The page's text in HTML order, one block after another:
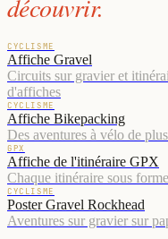
découvrir.
CYCLISME
Affiche Gravel
Circuits sur gravier et
d'affiches
CYCLISME
Affiche Bikepacking
Des aventures à vélo de
GPX
Affiche de l'itinéraire GPX
Chaque itinéraire sous
CYCLISME
Poster Gravel Rockhead
Aventures sur gravier sur